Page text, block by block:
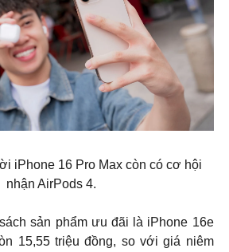
iPhone 16 Pro Max còn có cơ hội
nhận AirPods 4.
sản phẩm ưu đãi là iPhone 16e
15,55 triệu đồng, so với giá niêm